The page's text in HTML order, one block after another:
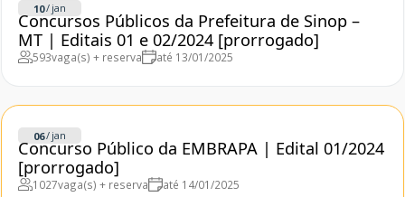
10/ jan
Concursos Públicos da Prefeitura de Sinop –
MT | Editais 01 e 02/2024 [prorrogado]
593vaga(s) + reserva até 13/01/2025
06/ jan
Concurso Público da EMBRAPA | Edital 01/2024
[prorrogado]
1027vaga(s) + reserva até 14/01/2025